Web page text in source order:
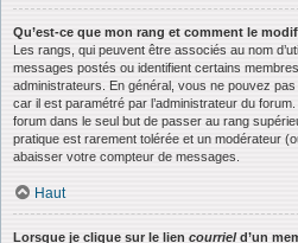
Qu’est-ce que mon rang et comment le
Les rangs, qui peuvent être associés au nom
messages postés ou identifient certains
administrateurs. En général, vous ne pouvez pas
car il est paramétré par l’administrateur du
forum dans le seul but de passer au rang
pratique est rarement tolérée et un modérateur
abaisser votre compteur de messages.
Haut
Lorsque je clique sur le lien courrield’un